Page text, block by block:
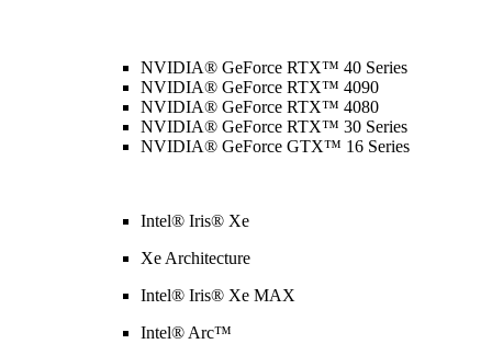
NVIDIA® GeForce RTX™ 40 Series
NVIDIA® GeForce RTX™ 4090
NVIDIA® GeForce RTX™ 4080
NVIDIA® GeForce RTX™ 30 Series
NVIDIA® GeForce GTX™ 16 Series
Intel® Iris® Xe
Xe Architecture
Intel® Iris® Xe MAX
Intel® Arc™